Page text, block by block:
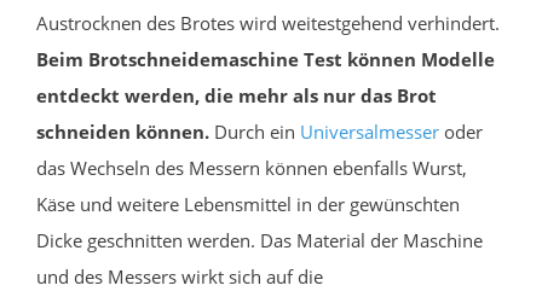
Austrocknen des Brotes wird weitestgehend verhindert.
Beim Brotschneidemaschine Test können Modelle
entdeckt werden, die mehr als nur das Brot
schneiden können. Durch ein Universalmesser oder
das Wechseln des Messern können ebenfalls Wurst,
Käse und weitere Lebensmittel in der gewünschten
Dicke geschnitten werden. Das Material der Maschine
und des Messers wirkt sich auf die